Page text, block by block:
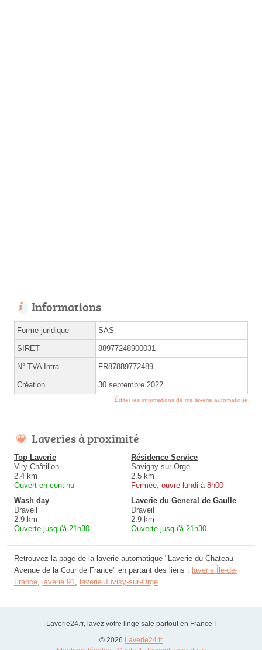
Informations
Forme juridique SAS
SIRET 88977248900031
N° TVA Intra. FR87889772489
Création 30 septembre 2022
Éditer les informations de ma laverie automatique
Laveries à proximité
Top Laverie
Viry-Châtillon
2.4 km
Ouvert en continu
Résidence Service
Savigny-sur-Orge
2.5 km
Fermée, ouvre lundi à 8h00
Wash day
Draveil
2.9 km
Ouverte jusqu'à 21h30
Laverie du General de Gaulle
Draveil
2.9 km
Ouverte jusqu'à 21h30
Retrouvez la page de la laverie automatique "Laverie du Chateau
Avenue de la Cour de France" en partant des liens : laverie Île-de-
France, laverie 91, laverie Juvisy-sur-Orge.
Laverie24.fr, lavez votre linge sale partout en France !
© 2026 Laverie24.fr